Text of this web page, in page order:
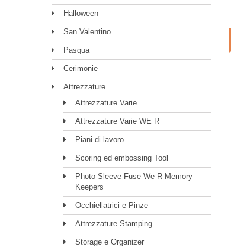
Halloween
San Valentino
Pasqua
Cerimonie
Attrezzature
Attrezzature Varie
Attrezzature Varie WE R
Piani di lavoro
Scoring ed embossing Tool
Photo Sleeve Fuse We R Memory
Keepers
Occhiellatrici e Pinze
Attrezzature Stamping
Storage e Organizer